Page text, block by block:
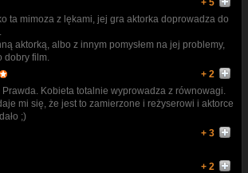
ta mimoza z lękami, jej gra aktorka doprowadza do
aktorką, albo z innym pomysłem na jej problemy,
dobry film.
+ 2
Prawda. Kobieta totalnie wyprowadza z równowagi.
mi się, że jest to zamierzone i reżyserowi i aktorce
;)
+ 3
+ 2